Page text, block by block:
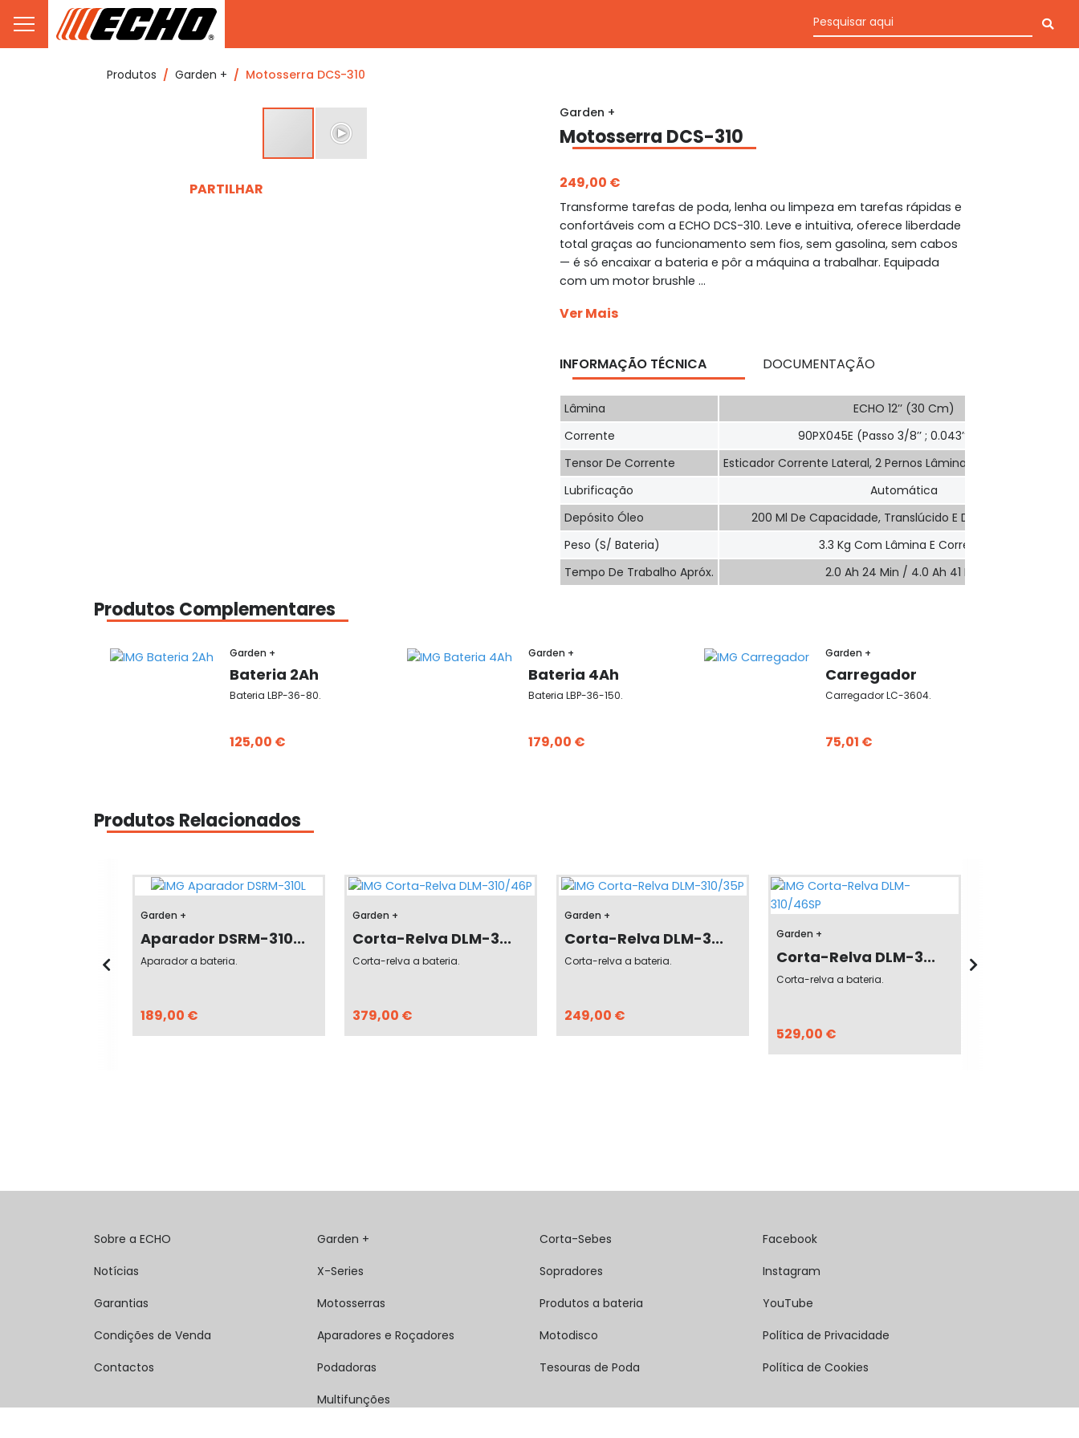
Produtos Garden + Motosserra DCS-310
PARTILHAR
Garden +
Motosserra DCS-310
249,00 €
Transforme tarefas de poda, lenha ou limpeza em tarefas rápidas e
confortáveis com a ECHO DCS-310. Leve e intuitiva, oferece liberdade
total graças ao funcionamento sem fios, sem gasolina, sem cabos
— é só encaixar a bateria e pôr a máquina a trabalhar. Equipada
com um motor brushle ...
Ver Mais
INFORMAÇÃO TÉCNICA DOCUMENTAÇÃO
Lâmina
ECHO 12’’ (30 Cm)
Corrente
90PX045E (passo 3/8’’ ; 0.043’’/1.1mm)
Tensor De Corrente
Esticador Corrente Lateral, 2 Pernos Lâmina E Porcas
Lubrificação
Automática
Depósito Óleo
200 Ml De Capacidade, Translúcido E De Abertura Fácil
Peso (s/ Bateria)
3.3 Kg Com Lâmina E Corrente
Tempo De Trabalho Apróx.
2.0 Ah 24 Min / 4.0 Ah 41 Min
Produtos Complementares
Garden +
Bateria 2Ah
Bateria LBP-36-80.
125,00 €
Garden +
Bateria 4Ah
Bateria LBP-36-150.
179,00 €
Garden +
Carregador
Carregador LC-3604.
75,01 €
Produtos Relacionados
Garden +
Aparador DSRM-310...
Aparador a bateria.
189,00 €
Garden +
Corta-Relva DLM-3...
Corta-relva a bateria.
379,00 €
Garden +
Corta-Relva DLM-3...
Corta-relva a bateria.
249,00 €
Garden +
Corta-Relva DLM-3...
Corta-relva a bateria.
529,00 €
Sobre a ECHO
Notícias
Garantias
Condições de Venda
Contactos
Garden +
X-Series
Motosserras
Aparadores e Roçadores
Podadoras
Multifunções
Corta-Sebes
Sopradores
Produtos a bateria
Motodisco
Tesouras de Poda
Facebook
Instagram
YouTube
Política de Privacidade
Política de Cookies